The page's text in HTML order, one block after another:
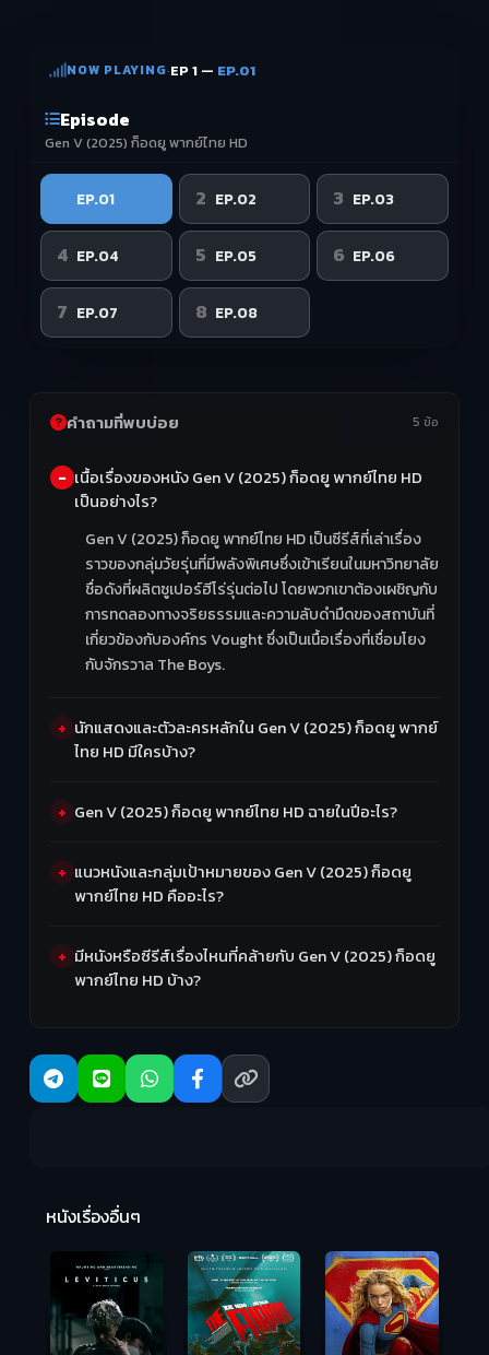
NOW PLAYING·EP 1 — EP.01
Episode
Gen V (2025) ก็อดยู พากย์ไทย HD
EP.01 2 EP.02 3 EP.03
4 EP.04 5 EP.05 6 EP.06
7 EP.07 8 EP.08
คำถามที่พบบ่อย 5 ข้อ
เนื้อเรื่องของหนัง Gen V (2025) ก็อดยู พากย์ไทย HD
เป็นอย่างไร?
Gen V (2025) ก็อดยู พากย์ไทย HD เป็นซีรีส์ที่เล่าเรื่อง
ราวของกลุ่มวัยรุ่นที่มีพลังพิเศษซึ่งเข้าเรียนในมหาวิทยาลัย
ชื่อดังที่ผลิตซูเปอร์ฮีโร่รุ่นต่อไป โดยพวกเขาต้องเผชิญกับ
การทดลองทางจริยธรรมและความลับดำมืดของสถาบันที่
เกี่ยวข้องกับองค์กร Vought ซึ่งเป็นเนื้อเรื่องที่เชื่อมโยง
กับจักรวาล The Boys.
นักแสดงและตัวละครหลักใน Gen V (2025) ก็อดยู พากย์
ไทย HD มีใครบ้าง?
Gen V (2025) ก็อดยู พากย์ไทย HD ฉายในปีอะไร?
แนวหนังและกลุ่มเป้าหมายของ Gen V (2025) ก็อดยู
พากย์ไทย HD คืออะไร?
มีหนังหรือซีรีส์เรื่องไหนที่คล้ายกับ Gen V (2025) ก็อดยู
พากย์ไทย HD บ้าง?
หนังเรื่องอื่นๆ